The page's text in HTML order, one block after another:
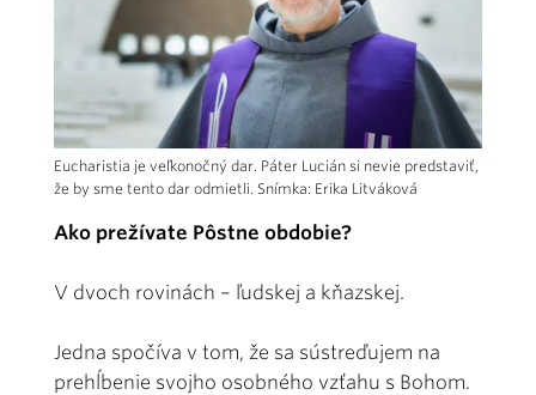
Eucharistia je veľkonočný dar. Páter Lucián si nevie predstaviť,
že by sme tento dar odmietli. Snímka: Erika Litváková
Ako prežívate Pôstne obdobie?
V dvoch rovinách – ľudskej a kňazskej.
Jedna spočíva v tom, že sa sústreďujem na
prehĺbenie svojho osobného vzťahu s Bohom.